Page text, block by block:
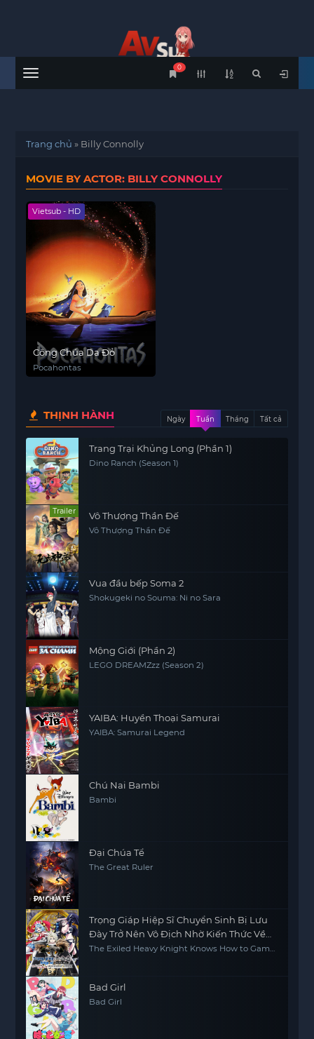
Menu
0
Trang chủ » Billy Connolly
MOVIE BY ACTOR: BILLY CONNOLLY
Vietsub - HD
Công Chúa Da Đỏ
Pocahontas
THỊNH HÀNH Ngày Tuần Tháng Tất cả
Trang Trại Khủng Long (Phần 1)
Dino Ranch (Season 1)
Trailer Vô Thượng Thần Đế
Vô Thượng Thần Đế
Vua đầu bếp Soma 2
Shokugeki no Souma: Ni no Sara
Mộng Giới (Phần 2)
LEGO DREAMZzz (Season 2)
YAIBA: Huyền Thoại Samurai
YAIBA: Samurai Legend
Chú Nai Bambi
Bambi
Đại Chúa Tể
The Great Ruler
Trọng Giáp Hiệp Sĩ Chuyển Sinh Bị Lưu
Đày Trở Nên Vô Địch Nhờ Kiến Thức Về
Game
The Exiled Heavy Knight Knows How to Game
Bad Girl
Bad Girl